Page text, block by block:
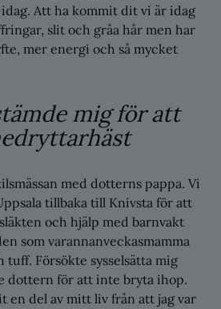
Att ha kommit dit vi är idag
slit och gråa hår men har
mer energi och så mycket
mig för att
med dotterns pappa. Vi
tillbaka till Knivsta för att
och hjälp med barnvakt
som varannanveckasmamma
tuff. Försökte sysselsätta mig
dottern för att inte bryta ihop.
en del av mitt liv från att jag var